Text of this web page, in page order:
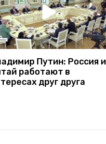
Путин: Россия и
работают в
друг друга